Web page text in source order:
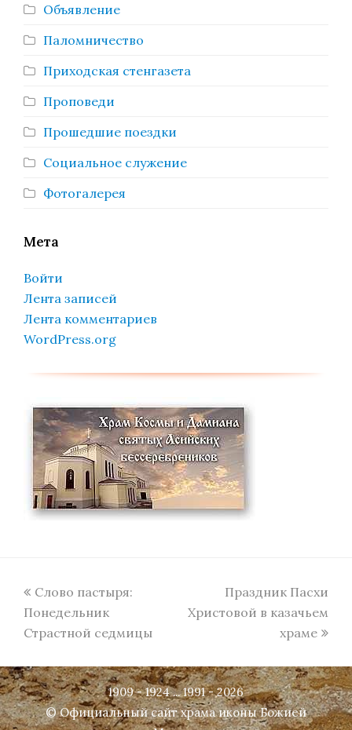
Объявление
Паломничество
Приходская стенгазета
Проповеди
Прошедшие поездки
Социальное служение
Фотогалерея
Мета
Войти
Лента записей
Лента комментариев
WordPress.org
previous
post:
Слово пастыря:
Понедельник
Страстной седмицы
next
post:
Праздник Пасхи
Христовой в казачьем
храме
1909 - 1924 ... 1991 - 2026
© Официальный сайт храма иконы Божией